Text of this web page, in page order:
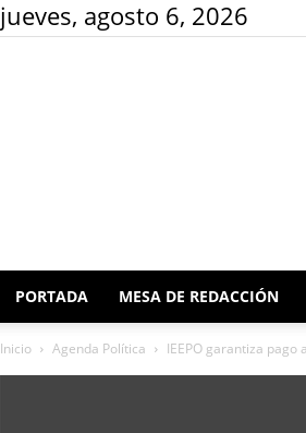
jueves, agosto 6, 2026
PORTADA MESA DE REDACCIÓN
Inicio Agenda Política IEEPO garantiza pago